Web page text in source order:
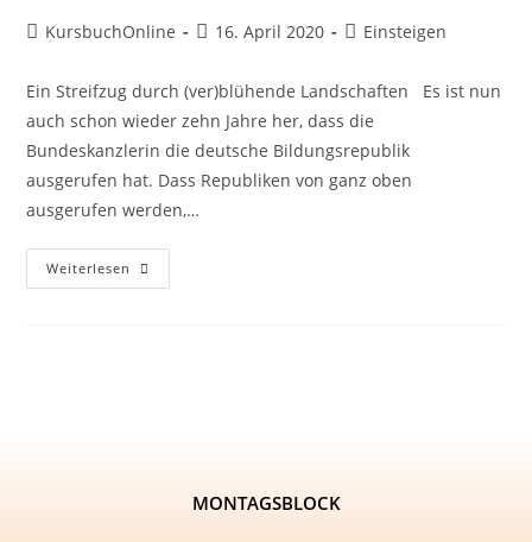
KursbuchOnline 16. April 2020 Einsteigen
Ein Streifzug durch (ver)blühende Landschaften Es ist nun
auch schon wieder zehn Jahre her, dass die
Bundeskanzlerin die deutsche Bildungsrepublik
ausgerufen hat. Dass Republiken von ganz oben
ausgerufen werden,…
Weiterlesen
MONTAGSBLOCK